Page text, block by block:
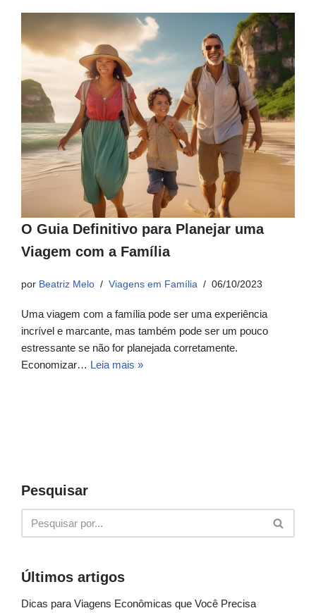
O Guia Definitivo para Planejar uma
Viagem com a Família
por Beatriz Melo Viagens em Família 06/10/2023
Uma viagem com a família pode ser uma experiência
incrível e marcante, mas também pode ser um pouco
estressante se não for planejada corretamente.
Economizar… Leia mais »
Pesquisar
Últimos artigos
Dicas para Viagens Econômicas que Você Precisa